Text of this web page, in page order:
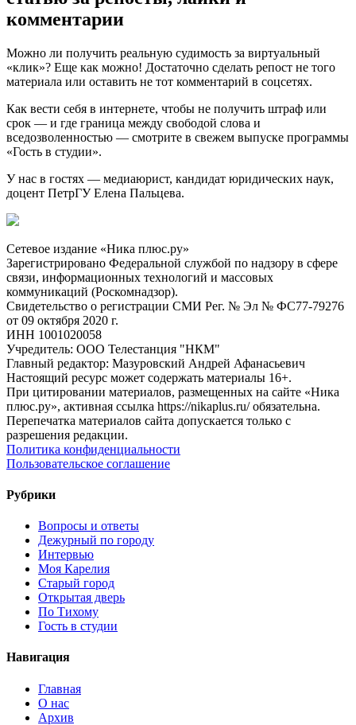
комментарии
Можно ли получить реальную судимость за виртуальный
«клик»? Еще как можно! Достаточно сделать репост не того
материала или оставить не тот комментарий в соцсетях.
Как вести себя в интернете, чтобы не получить штраф или
срок — и где граница между свободой слова и
вседозволенностью — смотрите в свежем выпуске программы
«Гость в студии».
У нас в гостях — медиаюрист, кандидат юридических наук,
доцент ПетрГУ Елена Пальцева.
Сетевое издание «Ника плюс.ру»
Зарегистрировано Федеральной службой по надзору в сфере
связи, информационных технологий и массовых
коммуникаций (Роскомнадзор).
Свидетельство о регистрации СМИ Рег. № Эл № ФС77-79276
от 09 октября 2020 г.
ИНН 1001020058
Учредитель: ООО Телестанция "НКМ"
Главный редактор: Мазуровский Андрей Афанасьевич
Настоящий ресурс может содержать материалы 16+.
При цитировании материалов, размещенных на сайте «Ника
плюс.ру», активная ссылка https://nikaplus.ru/ обязательна.
Перепечатка материалов сайта допускается только с
разрешения редакции.
Политика конфиденциальности
Пользовательское соглашение
Рубрики
Вопросы и ответы
Дежурный по городу
Интервью
Моя Карелия
Старый город
Открытая дверь
По Тихому
Гость в студии
Навигация
Главная
О нас
Архив